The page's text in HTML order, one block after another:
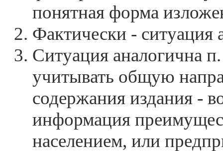
понятная форма
Фактически - ситуация
Ситуация аналогична
учитывать общую
содержания издания -
информация
населением, или